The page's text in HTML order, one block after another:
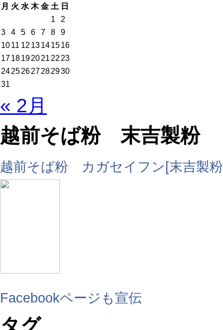
月 火 水 木 金 土 日
1
2
3
4 5 6 7 8
9
1011 12 13141516
1718192021 22 23
24252627282930
31
« 2月
越前そば粉 末吉製粉
越前そば粉 カガセイフン[末吉製
Facebookページも宣伝